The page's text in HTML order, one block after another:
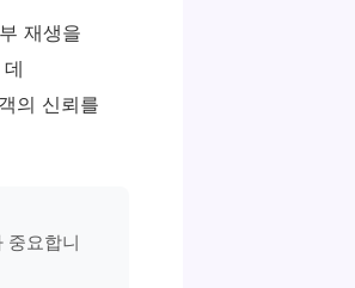
재생을
의 신뢰를
중요합니